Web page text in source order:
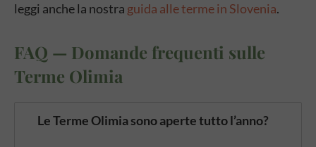
leggi anche la nostra guida alle terme in Slovenia.
FAQ — Domande frequenti sulle
Terme Olimia
Le Terme Olimia sono aperte tutto l’anno?